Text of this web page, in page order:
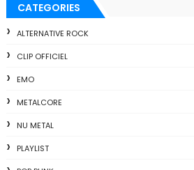
CATEGORIES
ALTERNATIVE ROCK
CLIP OFFICIEL
EMO
METALCORE
NU METAL
PLAYLIST